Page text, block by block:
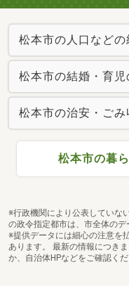
松本市の人口などの
松本市の結婚・育児
松本市の治安・ごみ
松本市の暮
※行政機関により公表していな
の政令指定都市は、市全体のデ
※提供データには細心の注意を
あります。 最新の情報につき
か、自治体HPなどをご確認くだ